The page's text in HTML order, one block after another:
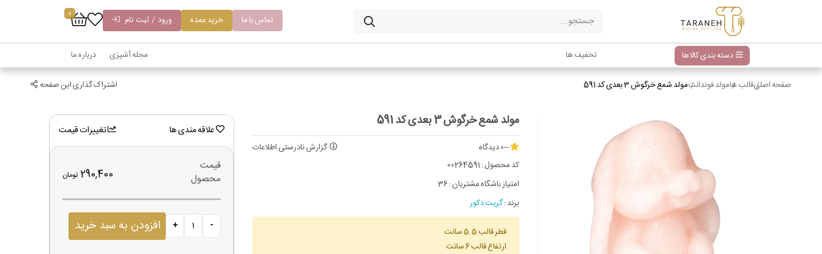
تماس با ما خرید عمده ورود / ثبت نام
0
دسته بندی کالاها تخفیف ها مجله آشپزی درباره ما
صفحه اصلیقالب هامولد فوندانتمولد شمع خرگوش 3 بعدی کد 591 اشتراک گذاری این صفحه
مولد شمع خرگوش 3 بعدی کد 591
--0 دیدگاه
گزارش نادرستی اطلاعات
کد محصول :00264591
امتیاز باشگاه مشتریان :36
برند :گریت دکور
قطر قالب 5.5 سانت
ارتفاع قالب 6 سانت
علاقه مندی ها تغییرات قیمت
قیمت
محصول
290,400 تومان
افزودن به سبد خرید